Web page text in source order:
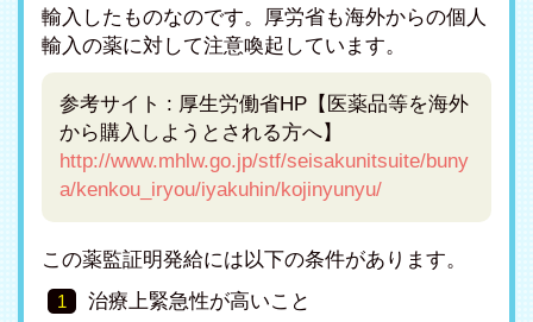
輸入したものなのです。厚労省も海外からの個人
輸入の薬に対して注意喚起しています。
参考サイト : 厚生労働省HP【医薬品等を海外
から購入しようとされる方へ】
http://www.mhlw.go.jp/stf/seisakunitsuite/buny
a/kenkou_iryou/iyakuhin/kojinyunyu/
この薬監証明発給には以下の条件があります。
1 治療上緊急性が高いこと